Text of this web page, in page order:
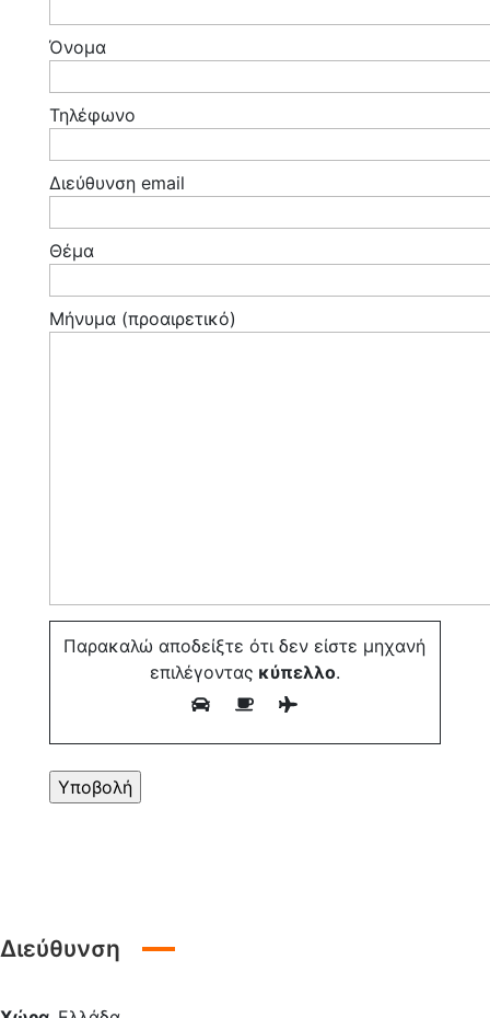
Όνομα
Τηλέφωνο
Διεύθυνση email
Θέμα
Μήνυμα (προαιρετικό)
Παρακαλώ αποδείξτε ότι δεν είστε μηχανή
επιλέγοντας κύπελλο.
Διεύθυνση